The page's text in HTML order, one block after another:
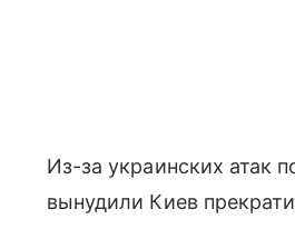
Из-за украинских атак
вынудили Киев